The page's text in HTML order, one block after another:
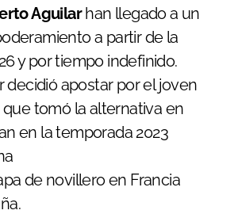
Aguilarhan llegado a un
a partir de la
y por tiempo indefinido.
decidió apostar por el joven
tomó la alternativa en
en la temporada 2023
de novillero en Francia